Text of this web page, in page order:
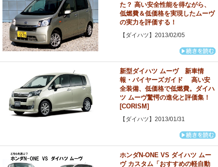
た？ 高い安全性能を得ながら、
低燃費＆低価格を実現したムーヴ
の実力を評価する！
【ダイハツ】2013/02/05
新型ダイハツ ムーヴ 新車情
報・バイヤーズガイド 高い安
全装備、低価格で低燃費。ダイハ
ツ ムーヴ驚愕の進化と評価集！
[CORISM]
【ダイハツ】2013/01/31
ホンダN-ONE VS ダイハツ ムー
ヴ カスタム「おすすめの軽自動